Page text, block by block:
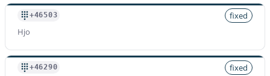
+46503
fixed
Hjo
+46290
fixed